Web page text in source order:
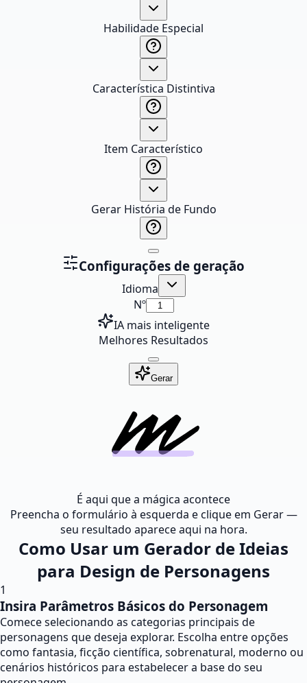
Habilidade Especial
Característica Distintiva
Item Característico
Gerar História de Fundo
Configurações de geração
Idioma
Nº
IA mais inteligente
Melhores Resultados
Gerar
É aqui que a mágica acontece
Preencha o formulário à esquerda e clique em Gerar —
seu resultado aparece aqui na hora.
Como Usar um Gerador de Ideias
para Design de Personagens
1
Insira Parâmetros Básicos do Personagem
Comece selecionando as categorias principais de
personagens que deseja explorar. Escolha entre opções
como fantasia, ficção científica, sobrenatural, moderno ou
cenários históricos para estabelecer a base do seu